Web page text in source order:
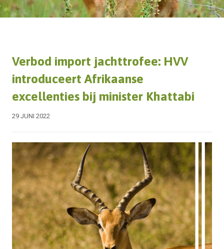
Verbod import jachttrofee: HVV
introduceert Afrikaanse
excellenties bij minister Khattabi
29 JUNI 2022